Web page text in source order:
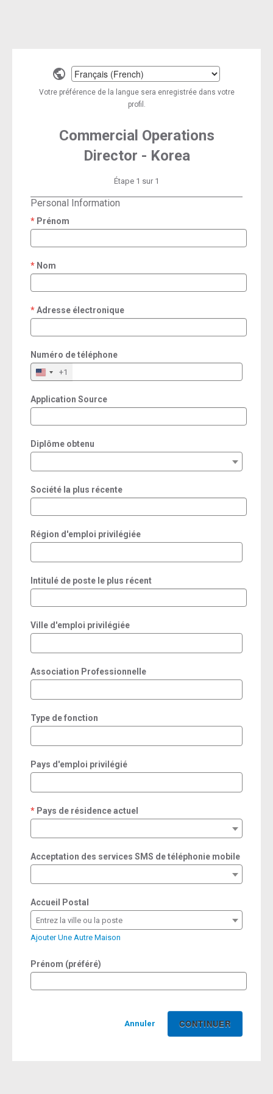
Select
a
language
Votre préférence de la langue sera enregistrée dans votre
profil.
Commercial Operations
Director - Korea
Étape 1 sur 1
Personal Information
Prénom
required
Nom
required
Adresse électronique
required
Numéro de téléphone
+1
Application Source
Diplôme obtenu
Société la plus récente
Région d'emploi privilégiée
Intitulé de poste le plus récent
Ville d'emploi privilégiée
Association Professionnelle
Type de fonction
Pays d'emploi privilégié
Pays de résidence actuel
required
Acceptation des services SMS de téléphonie mobile
Accueil Postal
Entrez la ville ou la poste
Ajouter Une Autre Maison
Prénom (préféré)
Annuler